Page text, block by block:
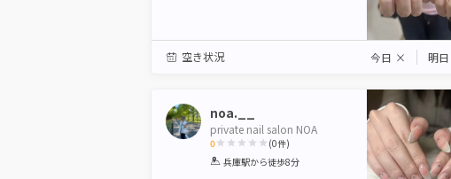
空き状況 今日 × 明日
noa.__
private nail salon NOA
0
1 2 3 4 5
(0件)
兵庫駅から徒歩8分